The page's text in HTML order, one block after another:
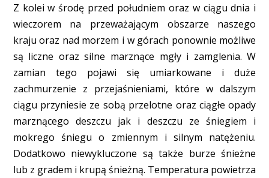
Z kolei w środę przed południem oraz w ciągu dnia i
wieczorem na przeważającym obszarze naszego
kraju oraz nad morzem i w górach ponownie możliwe
są liczne oraz silne marznące mgły i zamglenia. W
zamian tego pojawi się umiarkowane i duże
zachmurzenie z przejaśnieniami, które w dalszym
ciągu przyniesie ze sobą przelotne oraz ciągłe opady
marznącego deszczu jak i deszczu ze śniegiem i
mokrego śniegu o zmiennym i silnym natężeniu.
Dodatkowo niewykluczone są także burze śnieżne
lub z gradem i krupą śnieżną. Temperatura powietrza